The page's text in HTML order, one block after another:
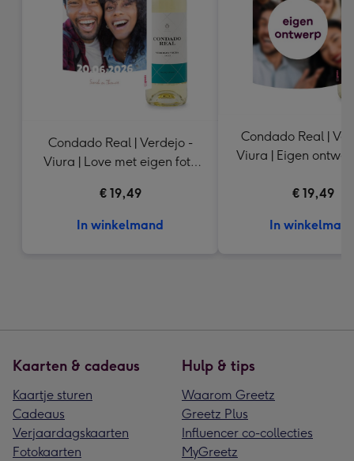
Condado Real | Verdejo -
Viura | Love met eigen foto
€ 19,49
In winkelmand
Condado Real |
Viura | Eigen
€ 19,49
In
Kaarten & cadeaus
Kaartje sturen
Cadeaus
Verjaardagskaarten
Fotokaarten
Hulp & tips
Waarom Greetz
Greetz Plus
Influencer co-collecties
MyGreetz